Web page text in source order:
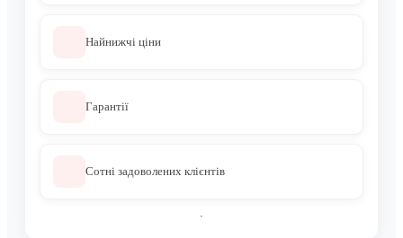
Найнижчі ціни
Гарантії
Сотні задоволених клієнтів